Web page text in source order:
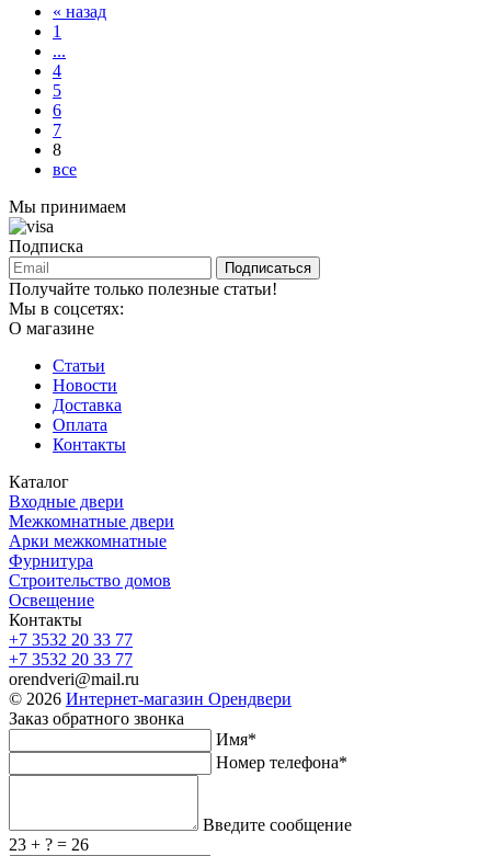
« назад
1
...
4
5
6
7
8
все
Мы принимаем
Подписка
Подписаться
Получайте только полезные статьи!
Мы в соцсетях:
О магазине
Статьи
Новости
Доставка
Оплата
Контакты
Каталог
Входные двери
Межкомнатные двери
Арки межкомнатные
Фурнитура
Строительство домов
Освещение
Контакты
+7 3532 20 33 77
+7 3532 20 33 77
orendveri@mail.ru
© 2026 Интернет-магазин Орендвери
Заказ обратного звонка
Имя*
Номер телефона*
Введите сообщение
23 + ? = 26